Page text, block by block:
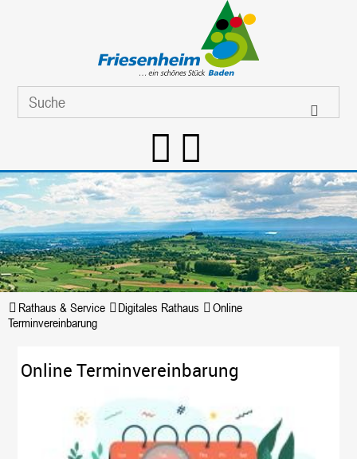
Rathaus & Service Digitales Rathaus
Online
Terminvereinbarung
Online Terminvereinbarung